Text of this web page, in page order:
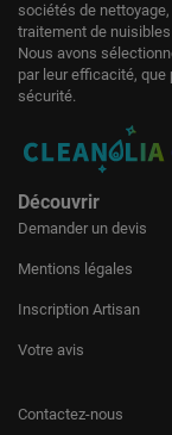
sociétés de
traitement de
Nous avons
par leur efficacité, que
sécurité.
Découvrir
Demander un devis
Mentions légales
Inscription Artisan
Votre avis
Contactez-nous